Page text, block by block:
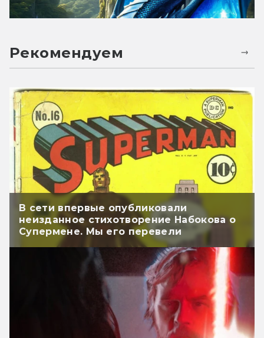
Рекомендуем
В сети впервые опубликовали
неизданное стихотворение Набокова о
Супермене. Мы его перевели